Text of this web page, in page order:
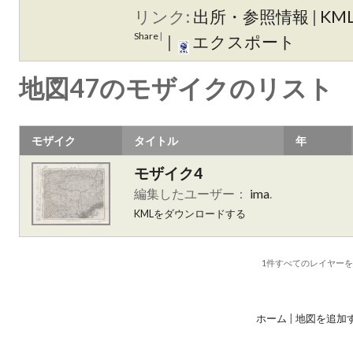
リンク: 出所・参照情報 |
Share | エクスポート
地図47のモザイクのリスト
モザイク タイトル 年
モザイク4
編集したユーザー： ima
KMLをダウンロードする
1件すべてのレイヤー
ホーム 地図を追加